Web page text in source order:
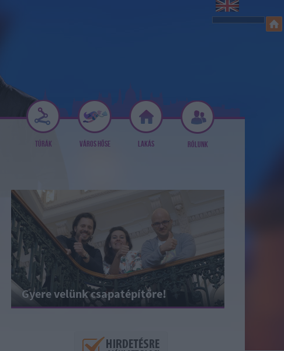
TÚRÁK VÁROS HŐSE LAKÁS RÓLUNK
Gyere velünk csapatépítőre!